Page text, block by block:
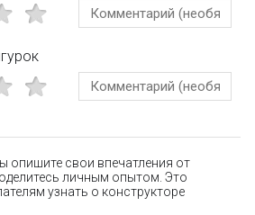
опишите свои впечатления от
личным опытом. Это
узнать о конструкторе